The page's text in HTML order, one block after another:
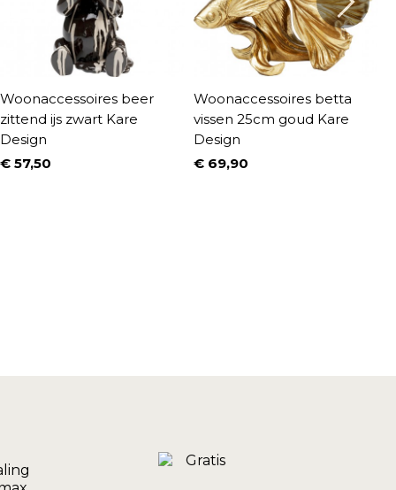
Woonaccessoires beer
zittend ijs zwart Kare
Design
Prijs
€ 57,50
Woonaccessoires betta
vissen 25cm goud Kare
Design
Prijs
€ 69,90